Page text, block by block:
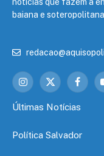
baiana e
Instagram
X
Últimas Notícias
Política Salvador